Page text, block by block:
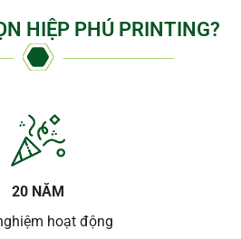
HIỆP PHÚ PRINTING?
20 NĂM
hoạt động